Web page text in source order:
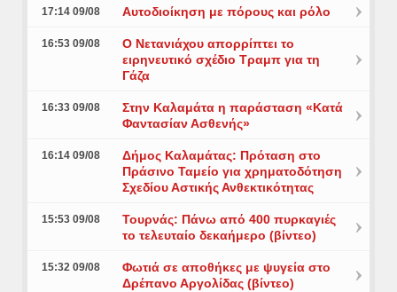
17:14 09/08 Αυτοδιοίκηση με πόρους και ρόλο
16:53 09/08
Ο Νετανιάχου απορρίπτει το
ειρηνευτικό σχέδιο Τραμπ για τη
Γάζα
16:33 09/08
Στην Καλαμάτα η παράσταση «Κατά
Φαντασίαν Ασθενής»
16:14 09/08
Δήμος Καλαμάτας: Πρόταση στο
Πράσινο Ταμείο για χρηματοδότηση
Σχεδίου Αστικής Ανθεκτικότητας
15:53 09/08
Τουρνάς: Πάνω από 400 πυρκαγιές
το τελευταίο δεκαήμερο (βίντεο)
15:32 09/08
Φωτιά σε αποθήκες με ψυγεία στο
Δρέπανο Αργολίδας (βίντεο)